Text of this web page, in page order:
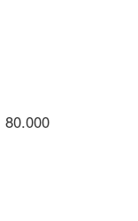
80.000